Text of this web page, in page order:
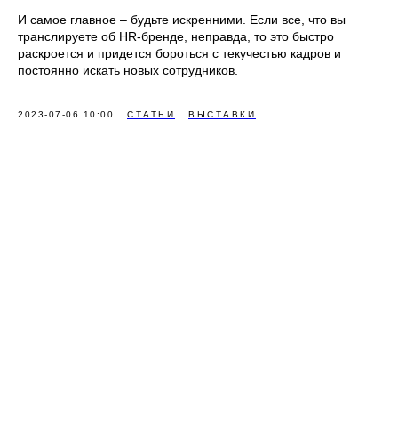
И самое главное – будьте искренними. Если все, что вы
транслируете об HR-бренде, неправда, то это быстро
раскроется и придется бороться с текучестью кадров и
постоянно искать новых сотрудников.
2023-07-06 10:00 СТАТЬИ ВЫСТАВКИ